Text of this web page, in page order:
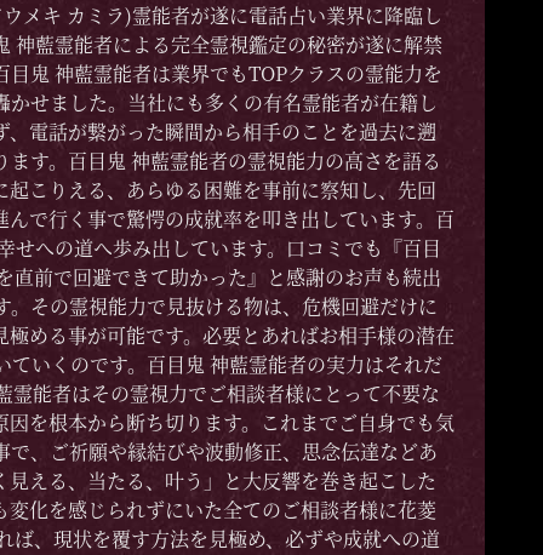
メキ カミラ)霊能者が遂に電話占い業界に降臨し
神藍霊能者による完全霊視鑑定の秘密が遂に解禁
鬼 神藍霊能者は業界でもTOPクラスの霊能力を
せました。当社にも多くの有名霊能者が在籍し
電話が繋がった瞬間から相手のことを過去に遡
す。百目鬼 神藍霊能者の霊視能力の高さを語る
こりえる、あらゆる困難を事前に察知し、先回
で行く事で驚愕の成就率を叩き出しています。百
への道へ歩み出しています。口コミでも『百目
前で回避できて助かった』と感謝のお声も続出
その霊視能力で見抜ける物は、危機回避だけに
める事が可能です。必要とあればお相手様の潜在
いくのです。百目鬼 神藍霊能者の実力はそれだ
能者はその霊視力でご相談者様にとって不要な
を根本から断ち切ります。これまでご自身でも気
、ご祈願や縁結びや波動修正、思念伝達などあ
える、当たる、叶う」と大反響を巻き起こした
化を感じられずにいた全てのご相談者様に花菱
、現状を覆す方法を見極め、必ずや成就への道